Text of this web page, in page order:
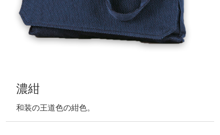
濃紺
和装の王道色の紺色。